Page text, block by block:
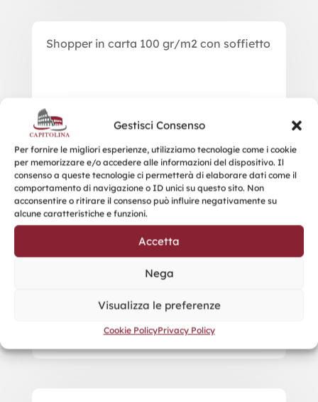
Gestisci Consenso
Per fornire le migliori esperienze, utilizziamo tecnologie come i cookie
per memorizzare e/o accedere alle informazioni del dispositivo. Il
consenso a queste tecnologie ci permetterà di elaborare dati come il
comportamento di navigazione o ID unici su questo sito. Non
acconsentire o ritirare il consenso può influire negativamente su
alcune caratteristiche e funzioni.
Accetta
Nega
Visualizza le preferenze
Cookie PolicyPrivacy Policy
Shopper in carta 100 gr/m2 con soffietto